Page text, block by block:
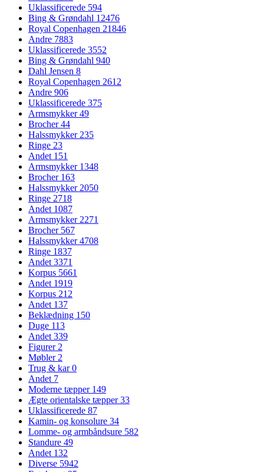
Uklassificerede 594
Bing & Grøndahl 12476
Royal Copenhagen 21846
Andre 7883
Uklassificerede 3552
Bing & Grøndahl 940
Dahl Jensen 8
Royal Copenhagen 2612
Andre 906
Uklassificerede 375
Armsmykker49
Brocher44
Halssmykker235
Ringe 23
Andet 151
Armsmykker 1348
Brocher 163
Halssmykker2050
Ringe 2718
Andet 1087
Armsmykker2271
Brocher 567
Halssmykker4708
Ringe 1837
Andet3371
Korpus 5661
Andet 1919
Korpus 212
Andet 137
Beklædning 150
Duge 113
Andet339
Figurer2
Møbler2
Trug & kar0
Andet 7
Moderne tæpper 149
Ægte orientalske tæpper33
Uklassificerede 87
Kamin- og konsolure 34
Lomme- og armbåndsure 582
Standure 49
Andet 132
Diverse 5942